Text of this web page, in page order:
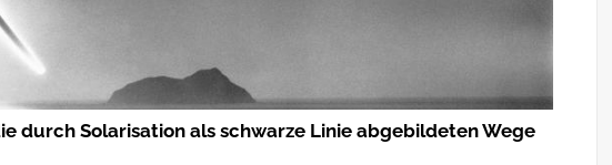
durch Solarisation als schwarze Linie abgebildeten Wege